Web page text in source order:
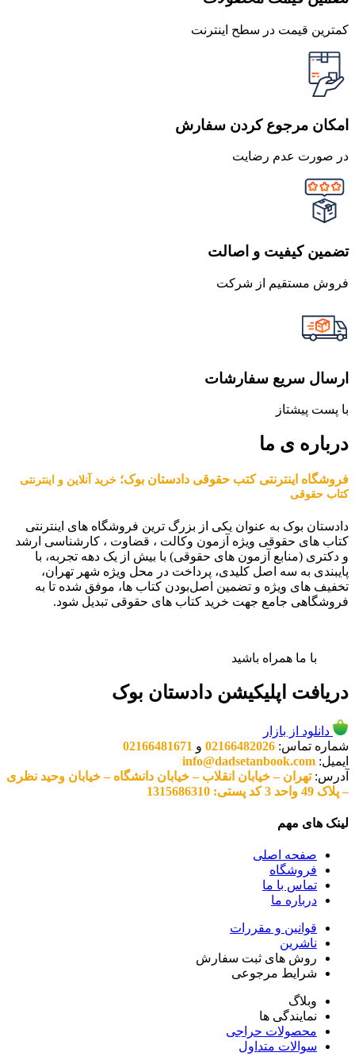
کمترین قیمت در سطح اینترنت
امکان مرجوع کردن سفارش
در صورت عدم رضایت
تضمین کیفیت و اصالت
فروش مستقیم از شرکت
ارسال سریع سفارشات
با پست پیشتاز
درباره ی ما
فروشگاه اینترنتی کتب حقوقی دادستان بوک؛ خرید آنلاین و اینترنتی
کتاب حقوقی
دادستان بوک به عنوان یکی از بزرگ ترین فروشگاه های اینترنتی
کتاب های حقوقی ویژه آزمون وکالت ، قضاوت ، کارشناسی ارشد
و دکتری (منابع آزمون های حقوقی) با بیش از یک دهه تجربه، با
پایبندی به سه اصل کلیدی، پرداخت در محل ویژه شهر تهران،
تخفیف های ویژه و تضمین اصل‌بودن کتاب ها، موفق شده تا به
فروشگاهی جامع جهت خرید کتاب های حقوقی تبدیل شود.
با ما همراه باشید
دریافت اپلیکیشن دادستان بوک
دانلود از بازار
شماره تماس: 02166482026 و 02166481671
ایمیل: info@dadsetanbook.com
آدرس:تهران – خیابان انقلاب – خیابان دانشگاه – خیابان وحید نظری
– پلاک 49 واحد 3 کد پستی: 1315686310
لینک های مهم
صفحه اصلی
فروشگاه
تماس با ما
درباره ما
قوانین و مقررات
ناشرین
روش های ثبت سفارش
شرایط مرجوعی
وبلاگ
نمایندگی ها
محصولات حراجی
سوالات متداول